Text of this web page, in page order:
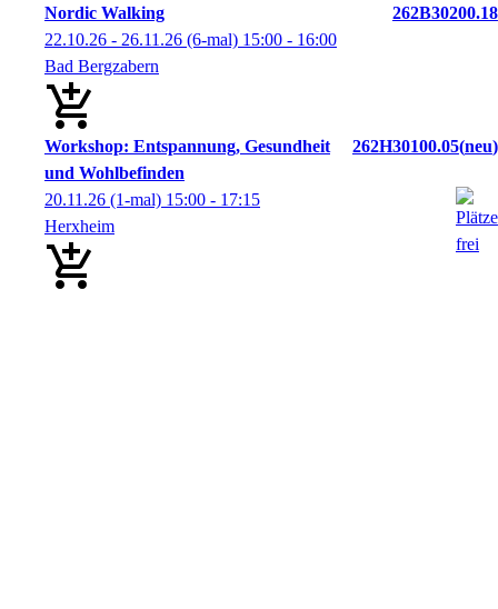
Nordic Walking
262B30200.18
22.10.26 - 26.11.26 (6-mal) 15:00 - 16:00
Bad Bergzabern
Workshop: Entspannung, Gesundheit
und Wohlbefinden
262H30100.05 neu
20.11.26 (1-mal) 15:00 - 17:15
Herxheim